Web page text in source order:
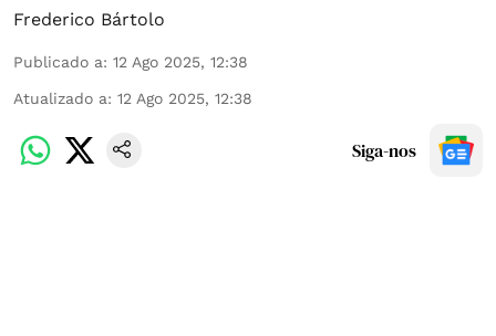
Frederico Bártolo
Publicado a: 12 Ago 2025, 12:38
Atualizado a: 12 Ago 2025, 12:38
Siga-nos